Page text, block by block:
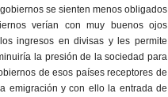
se sienten menos obligados
verían con muy buenos ojos
ingresos en divisas y les permite
la presión de la sociedad para
de esos países receptores de
emigración y con ello la entrada de